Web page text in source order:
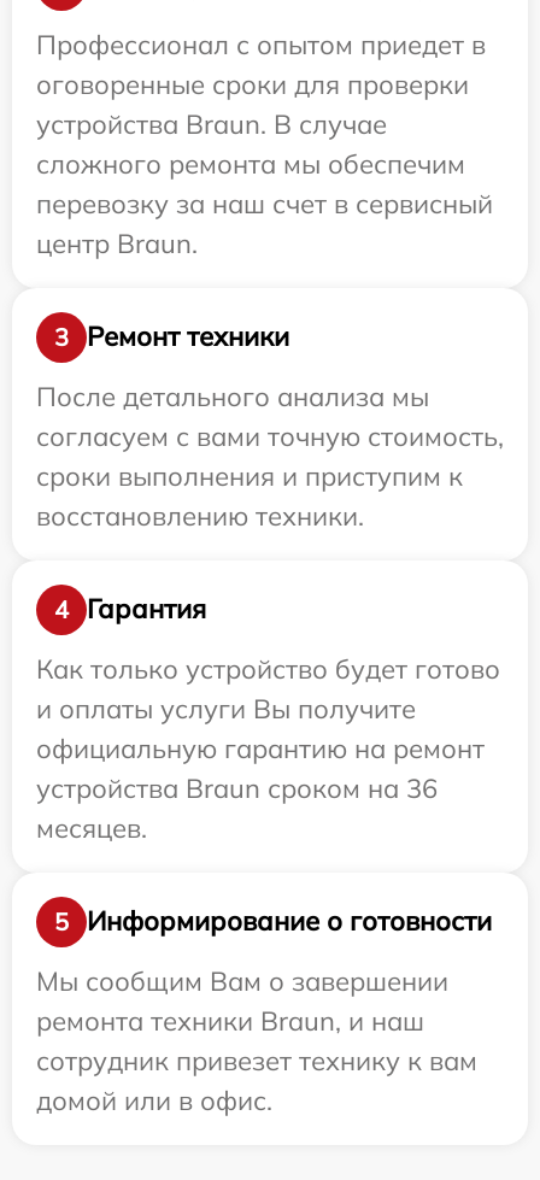
Профессионал с опытом приедет в
оговоренные сроки для проверки
устройства Braun. В случае
сложного ремонта мы обеспечим
перевозку за наш счет в сервисный
центр Braun.
3
Ремонт техники
После детального анализа мы
согласуем с вами точную стоимость,
сроки выполнения и приступим к
восстановлению техники.
4
Гарантия
Как только устройство будет готово
и оплаты услуги Вы получите
официальную гарантию на ремонт
устройства Braun сроком на 36
месяцев.
5
Информирование о готовности
Мы сообщим Вам о завершении
ремонта техники Braun, и наш
сотрудник привезет технику к вам
домой или в офис.